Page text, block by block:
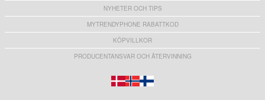
NYHETER OCH TIPS
MYTRENDYPHONE RABATTKOD
KÖPVILLKOR
PRODUCENTANSVAR OCH ÅTERVINNING